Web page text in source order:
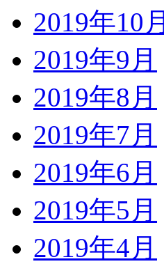
2019年10月
2019年9月
2019年8月
2019年7月
2019年6月
2019年5月
2019年4月